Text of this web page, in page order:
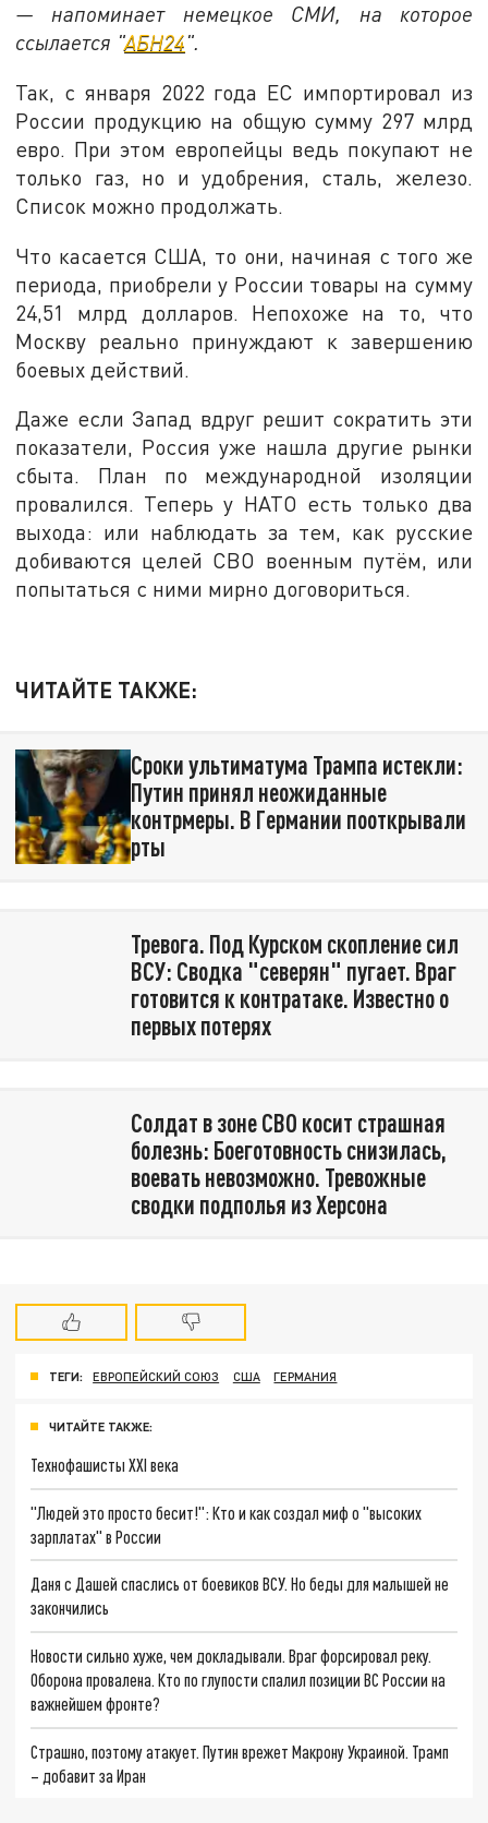
— напоминает немецкое СМИ, на которое
ссылается "АБН24".
Так, с января 2022 года ЕС импортировал из
России продукцию на общую сумму 297 млрд
евро. При этом европейцы ведь покупают не
только газ, но и удобрения, сталь, железо.
Список можно продолжать.
Что касается США, то они, начиная с того же
периода, приобрели у России товары на сумму
24,51 млрд долларов. Непохоже на то, что
Москву реально принуждают к завершению
боевых действий.
Даже если Запад вдруг решит сократить эти
показатели, Россия уже нашла другие рынки
сбыта. План по международной изоляции
провалился. Теперь у НАТО есть только два
выхода: или наблюдать за тем, как русские
добиваются целей СВО военным путём, или
попытаться с ними мирно договориться.
ЧИТАЙТЕ ТАКЖЕ:
Сроки ультиматума Трампа истекли:
Путин принял неожиданные
контрмеры. В Германии пооткрывали
рты
Тревога. Под Курском скопление сил
ВСУ: Сводка "северян" пугает. Враг
готовится к контратаке. Известно о
первых потерях
Солдат в зоне СВО косит страшная
болезнь: Боеготовность снизилась,
воевать невозможно. Тревожные
сводки подполья из Херсона
ТЕГИ: ЕВРОПЕЙСКИЙ СОЮЗ США ГЕРМАНИЯ
ЧИТАЙТЕ ТАКЖЕ:
Технофашисты XXI века
"Людей это просто бесит!": Кто и как создал миф о "высоких
зарплатах" в России
Даня с Дашей спаслись от боевиков ВСУ. Но беды для малышей не
закончились
Новости сильно хуже, чем докладывали. Враг форсировал реку.
Оборона провалена. Кто по глупости спалил позиции ВС России на
важнейшем фронте?
Страшно, поэтому атакует. Путин врежет Макрону Украиной. Трамп
– добавит за Иран